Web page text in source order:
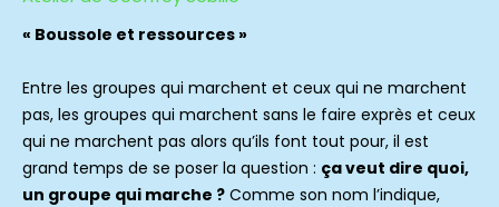
« Boussole et ressources »
Entre les groupes qui marchent et ceux qui ne marchent
pas, les groupes qui marchent sans le faire exprès et ceux
qui ne marchent pas alors qu’ils font tout pour, il est
grand temps de se poser la question : ça veut dire quoi,
un groupe qui marche ? Comme son nom l’indique,